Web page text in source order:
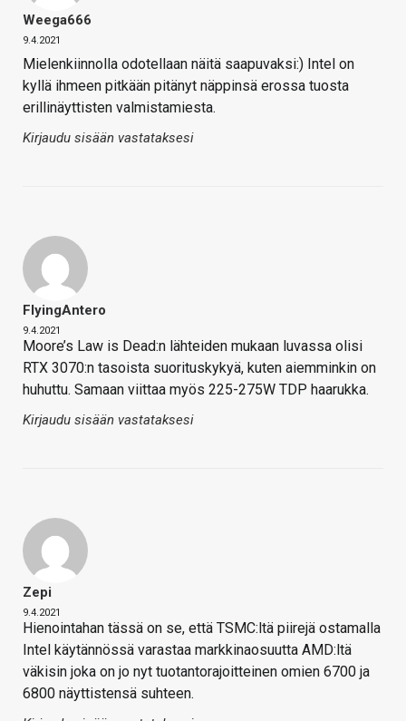
Weega666
9.4.2021
Mielenkiinnolla odotellaan näitä saapuvaksi:) Intel on
kyllä ihmeen pitkään pitänyt näppinsä erossa tuosta
erillinäyttisten valmistamiesta.
Kirjaudu sisään vastataksesi
FlyingAntero
9.4.2021
Moore’s Law is Dead:n lähteiden mukaan luvassa olisi
RTX 3070:n tasoista suorituskykyä, kuten aiemminkin on
huhuttu. Samaan viittaa myös 225-275W TDP haarukka.
Kirjaudu sisään vastataksesi
Zepi
9.4.2021
Hienointahan tässä on se, että TSMC:ltä piirejä ostamalla
Intel käytännössä varastaa markkinaosuutta AMD:ltä
väkisin joka on jo nyt tuotantorajoitteinen omien 6700 ja
6800 näyttistensä suhteen.